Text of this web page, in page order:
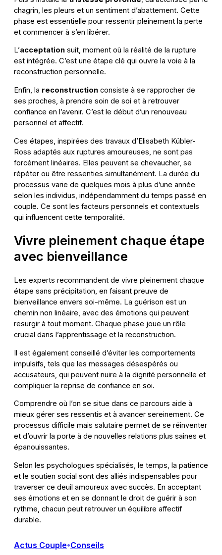
chagrin, les pleurs et un sentiment d’abattement. Cette
phase est essentielle pour ressentir pleinement la perte
et commencer à s’en libérer.
L’acceptation suit, moment où la réalité de la rupture
est intégrée. C’est une étape clé qui ouvre la voie à la
reconstruction personnelle.
Enfin, la reconstruction consiste à se rapprocher de
ses proches, à prendre soin de soi et à retrouver
confiance en l’avenir. C’est le début d’un renouveau
personnel et affectif.
Ces étapes, inspirées des travaux d’Elisabeth Kübler-
Ross adaptés aux ruptures amoureuses, ne sont pas
forcément linéaires. Elles peuvent se chevaucher, se
répéter ou être ressenties simultanément. La durée du
processus varie de quelques mois à plus d’une année
selon les individus, indépendamment du temps passé en
couple. Ce sont les facteurs personnels et contextuels
qui influencent cette temporalité.
Vivre pleinement chaque étape
avec bienveillance
Les experts recommandent de vivre pleinement chaque
étape sans précipitation, en faisant preuve de
bienveillance envers soi-même. La guérison est un
chemin non linéaire, avec des émotions qui peuvent
resurgir à tout moment. Chaque phase joue un rôle
crucial dans l’apprentissage et la reconstruction.
Il est également conseillé d’éviter les comportements
impulsifs, tels que les messages désespérés ou
accusateurs, qui peuvent nuire à la dignité personnelle et
compliquer la reprise de confiance en soi.
Comprendre où l’on se situe dans ce parcours aide à
mieux gérer ses ressentis et à avancer sereinement. Ce
processus difficile mais salutaire permet de se réinventer
et d’ouvrir la porte à de nouvelles relations plus saines et
épanouissantes.
Selon les psychologues spécialisés, le temps, la patience
et le soutien social sont des alliés indispensables pour
traverser ce deuil amoureux avec succès. En acceptant
ses émotions et en se donnant le droit de guérir à son
rythme, chacun peut retrouver un équilibre affectif
durable.
Actus Couple•Conseils